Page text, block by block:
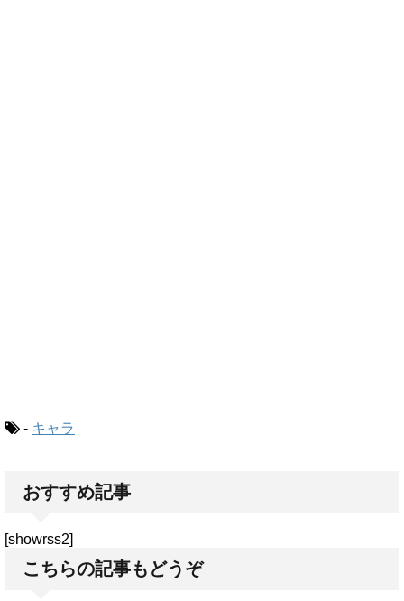
- キャラ
おすすめ記事
[showrss2]
こちらの記事もどうぞ